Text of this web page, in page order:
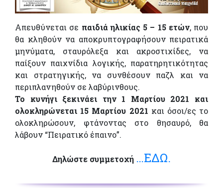
Απευθύνεται σε παιδιά ηλικίας 5 – 15 ετών, που
θα κληθούν να αποκρυπτογραφήσουν πειρατικά
μηνύματα, σταυρόλεξα και ακροστιχίδες, να
παίξουν παιχνίδια λογικής, παρατηρητικότητας
και στρατηγικής, να συνθέσουν παζλ και να
περιπλανηθούν σε λαβύρινθους.
Το κυνήγι ξεκινάει την 1 Μαρτίου 2021 και
ολοκληρώνεται 15 Μαρτίου 2021 και όσοι/ες το
ολοκληρώσουν, φτάνοντας στο θησαυρό, θα
λάβουν “Πειρατικό έπαινο”.
Δηλώστε συμμετοχή …ΕΔΩ.